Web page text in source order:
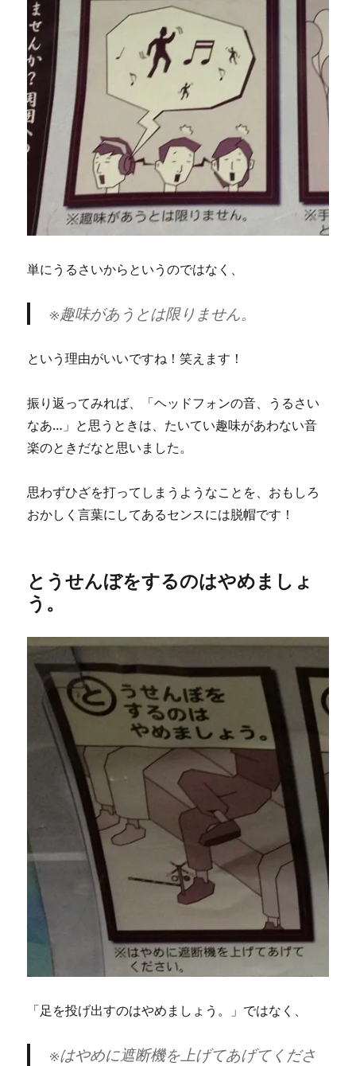
単にうるさいからというのではなく、
※趣味があうとは限りません。
という理由がいいですね！笑えます！
振り返ってみれば、「ヘッドフォンの音、うるさい
なあ…」と思うときは、たいてい趣味があわない音
楽のときだなと思いました。
思わずひざを打ってしまうようなことを、おもしろ
おかしく言葉にしてあるセンスには脱帽です！
とうせんぼをするのはやめましょ
う。
「足を投げ出すのはやめましょう。」ではなく、
※はやめに遮断機を上げてあげてくださ